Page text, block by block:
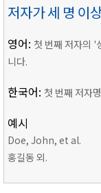
저자가 세 명 이
영어: 첫 번째 저자의 '
니다.
한국어: 첫 번째 저자
예시
Doe, John, et al.
홍길동 외.